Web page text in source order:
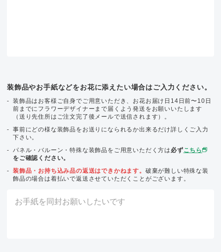
装飾品やお手紙などをお花に添えたい場合はご入力ください。
装飾品はお客様ご自身でご用意いただき、お花お届け日14日前〜10日
前までにフラワーデザイナーまで届くよう発送をお願いいたします
（送り先住所はご注文完了後メールで送信されます）。
事前にどの様な装飾品をお送りになられるか出来るだけ詳しくご入力
下さい。
パネル・バルーン・特殊な装飾品をご用意いただく方は 必ずこちら
をご確認ください。
装飾品・お持ち込み品の返送はできかねます。 破棄が難しい特殊な装
飾品の場合は着払いで返送させていただくことがございます。